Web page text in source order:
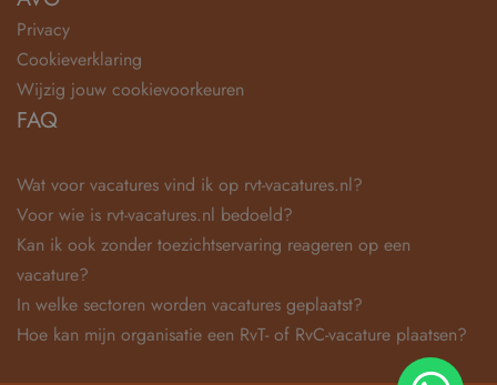
Privacy
Cookieverklaring
Wijzig jouw cookievoorkeuren
FAQ
Wat voor vacatures vind ik op rvt-vacatures.nl?
Voor wie is rvt-vacatures.nl bedoeld?
Kan ik ook zonder toezichtservaring reageren op een
vacature?
In welke sectoren worden vacatures geplaatst?
Hoe kan mijn organisatie een RvT- of RvC-vacature plaatsen?